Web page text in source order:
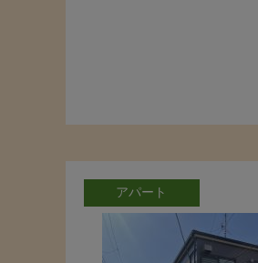
アパート